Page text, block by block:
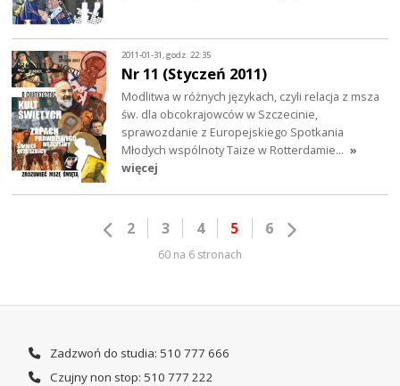
2011-01-31, godz. 22:35
Nr 11 (Styczeń 2011)
Modlitwa w różnych językach, czyli relacja z msza
św. dla obcokrajowców w Szczecinie,
sprawozdanie z Europejskiego Spotkania
Młodych wspólnoty Taize w Rotterdamie… »
więcej
2 3 4 5 6
60 na 6 stronach
Zadzwoń do studia: 510 777 666
Czujny non stop: 510 777 222